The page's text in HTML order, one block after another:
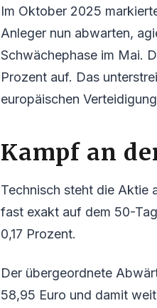
Im Oktober 2025
Anleger nun abwarten,
Schwächephase im Mai.
Prozent auf. Das
europäischen
Kampf an
Technisch steht die Aktie
fast exakt auf dem 50-
0,17 Prozent.
Der übergeordnete
58,95 Euro und damit